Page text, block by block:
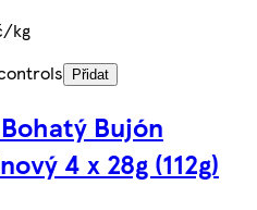
kg
Přidat
Bujón
4 x 28g (112g)